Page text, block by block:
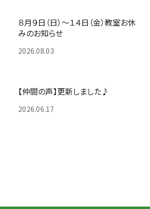
８月９日（日）～１４日（金）教室お休
みのお知らせ
2026.08.03
【仲間の声】更新しました♪
2026.06.17